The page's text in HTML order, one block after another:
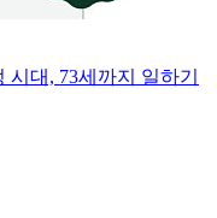
시대, 73세까지 일하기